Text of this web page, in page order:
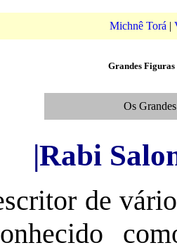
Michnê Torá |
Grandes
Os
|Rabi
de